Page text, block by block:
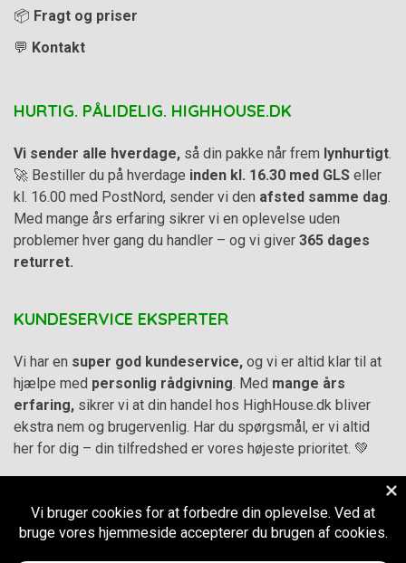
📦 Fragt og priser
💬 Kontakt
HURTIG. PÅLIDELIG. HIGHHOUSE.DK
Vi sender alle hverdage, så din pakke når frem lynhurtigt
🚀 Bestiller du på hverdage inden kl. 16.30 med GLS eller
kl. 16.00 med PostNord, sender vi den afsted samme dag
Med mange års erfaring sikrer vi en oplevelse uden
problemer hver gang du handler – og vi giver 365 dages
returret.
KUNDESERVICE EKSPERTER
Vi har en super god kundeservice, og vi er altid klar til at
hjælpe med personlig rådgivning . Med mange års
erfaring, sikrer vi at din handel hos HighHouse.dk bliver
ekstra nem og brugervenlig. Har du spørgsmål, er vi altid
her for dig – din tilfredshed er vores højeste prioritet. 💚